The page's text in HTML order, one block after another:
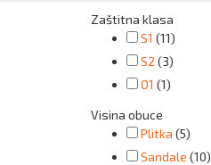
Zaštitna klasa
S1 (11)
S2 (3)
O1 (1)
Visina obuce
Plitka (5)
Sandale (10)